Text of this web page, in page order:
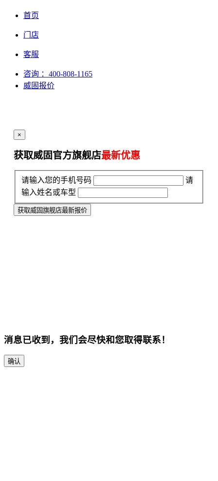
首页
门店
客服
咨询 ：400-808-1165
威固报价
×
获取威固官方旗舰店最新优惠
请输入您的手机号码
请
输入姓名或车型
获取威固旗舰店最新报价
消息已收到，我们会尽快和您取得联系！
确认